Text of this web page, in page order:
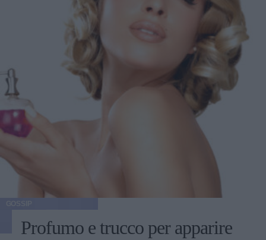
Profumo e trucco per apparire